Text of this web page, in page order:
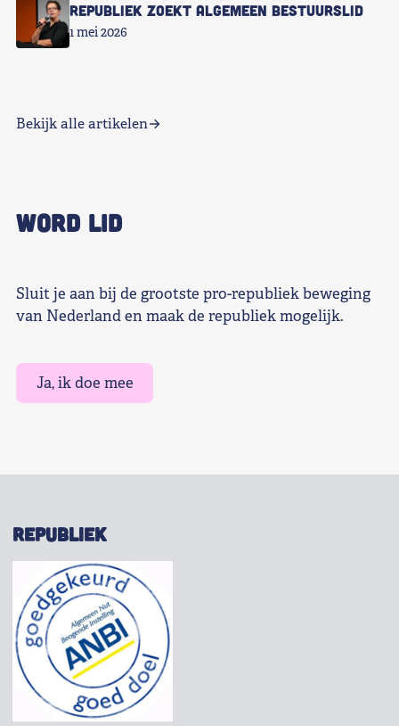
Republiek zoekt Algemeen Bestuurslid
1 mei 2026
Bekijk alle artikelen
WORD LID
Sluit je aan bij de grootste pro-republiek beweging
van Nederland en maak de republiek mogelijk.
Ja, ik doe mee
REPUBLIEK